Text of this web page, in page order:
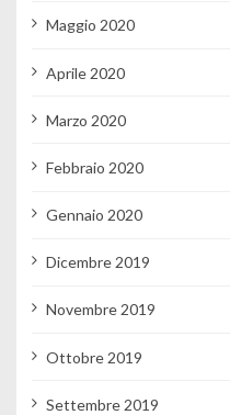
Maggio 2020
Aprile 2020
Marzo 2020
Febbraio 2020
Gennaio 2020
Dicembre 2019
Novembre 2019
Ottobre 2019
Settembre 2019